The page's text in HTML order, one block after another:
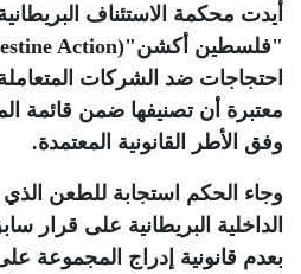
أيدت محكمة الاستئناف
"فلسطين أكشن"Action)
احتجاجات ضد الشركات
معتبرة أن تصنيفها ضمن قائمة
وفق الأطر القانونية المعتمدة.
وجاء الحكم استجابة للطعن
الداخلية البريطانية على قرار
بعدم قانونية إدراج المجموعة